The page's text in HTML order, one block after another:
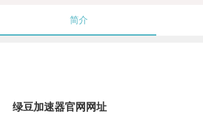
简介
绿豆加速器官网网址